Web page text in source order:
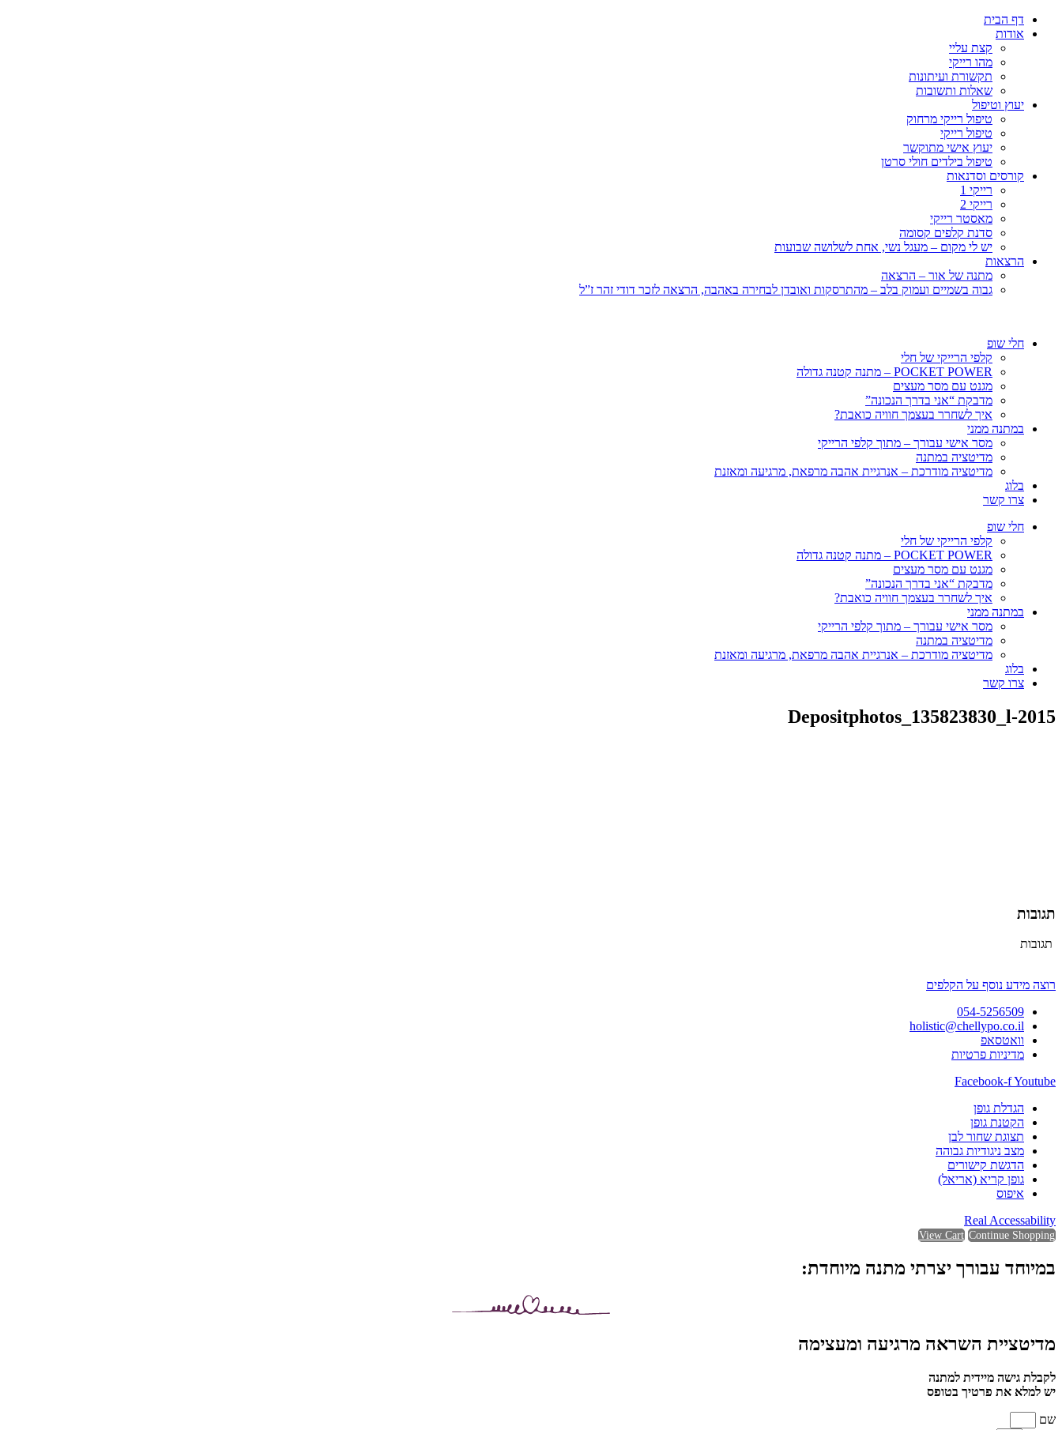
דף הבית
אודות
קצת עליי
מהו רייקי
תקשורת ועיתונות
שאלות ותשובות
יעוץ וטיפול
טיפול רייקי מרחוק
טיפול רייקי
יעוץ אישי מתוקשר
טיפול בילדים חולי סרטן
קורסים וסדנאות
רייקי 1
רייקי 2
מאסטר רייקי
סדנת קלפים קסומה
יש לי מקום – מעגל נשי, אחת לשלושה שבועות
הרצאות
מתנה של אור – הרצאה
גבוה בשמיים ועמוק בלב – מהתרסקות ואובדן לבחירה באהבה, הרצאה לזכר דודי זהר ז”ל
חלי שופ
קלפי הרייקי של חלי
POCKET POWER – מתנה קטנה גדולה
מגנט עם מסר מעצים
מדבקת “אני בדרך הנכונה”
איך לשחרר בעצמך חוויה כואבת?
במתנה ממני
מסר אישי עבורך – מתוך קלפי הרייקי
מדיטציה במתנה
מדיטציה מודרכת – אנרגיית אהבה מרפאת, מרגיעה ומאזנת
בלוג
צרו קשר
חלי שופ
קלפי הרייקי של חלי
POCKET POWER – מתנה קטנה גדולה
מגנט עם מסר מעצים
מדבקת “אני בדרך הנכונה”
איך לשחרר בעצמך חוויה כואבת?
במתנה ממני
מסר אישי עבורך – מתוך קלפי הרייקי
מדיטציה במתנה
מדיטציה מודרכת – אנרגיית אהבה מרפאת, מרגיעה ומאזנת
בלוג
צרו קשר
Depositphotos_135823830_l-2015
תגובות
תגובות
רוצה מידע נוסף על הקלפים
054-5256509
holistic@chellypo.co.il
וואטסאפ
מדיניות פרטיות
Facebook-fYoutube
הגדלת גופן
הקטנת גופן
תצוגת שחור לבן
מצב ניגודיות גבוהה
הדגשת קישורים
גופן קריא (אריאל)
איפוס
Real Accessability
View Cart Continue Shopping
במיוחד עבורך יצרתי מתנה מיוחדת:
מדיטציית השראה מרגיעה ומעצימה
לקבלת גישה מיידית למתנה
יש למלא את פרטיך בטופס
שם